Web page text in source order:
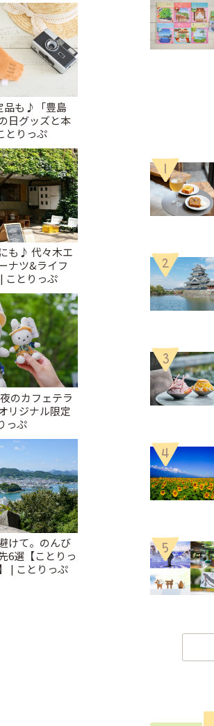
品も♪「豊島
日グッズと本
とりっぷ
も♪ 代々木エ
ナツ&ライフ
ことりっぷ
のカフェテラ
リジナル限定
っぷ
けて。のんび
6選【ことりっ
| ことりっぷ
1
2
3
4
5